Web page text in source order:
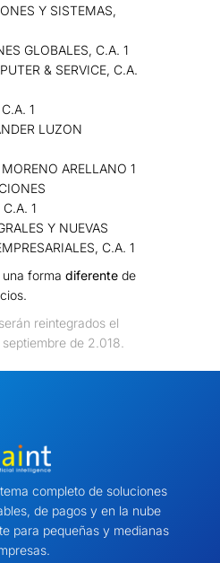
Y SISTEMAS,
GLOBALES, C.A. 1
& SERVICE, C.A.
1
LUZON
ARELLANO 1
1
Y NUEVAS
C.A. 1
una forma diferentede
reintegrados el
de 2.018.
completo de soluciones
de pagos y en la nube
para pequeñas y medianas